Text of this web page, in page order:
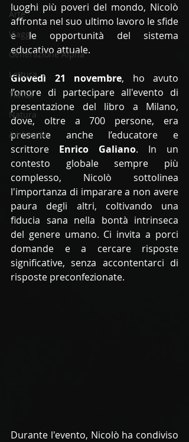
Arte
Viaggi
Generazione Alpha
Lettura
TikTok
Natura
Ambiente
luoghi più poveri del mondo, Nicolò
affronta nel suo ultimo lavoro le sfide
e le opportunità del sistema
educativo attuale.
Giovedì 21 novembre, ho avuto
l’onore di partecipare all'evento di
presentazione del libro a Milano,
dove, oltre a 700 persone, era
presente anche l’educatore e
scrittore Enrico Galiano. In un
contesto globale sempre più
complesso, Nicolò sottolinea
l'importanza di imparare a non avere
paura degli altri, coltivando una
fiducia sana nella bontà intrinseca
del genere umano. Ci invita a porci
domande e a cercare risposte
significative, senza accontentarci di
risposte preconfezionate.
Durante l'evento, Nicolò ha condiviso